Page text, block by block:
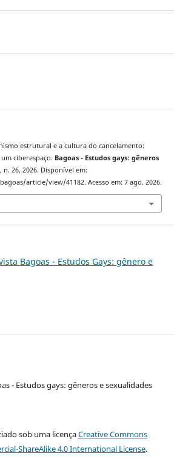
estrutural e a cultura do cancelamento:
ciberespaço. Bagoas - Estudos gays: gêneros
n. 26, 2026. Disponível em:
article/view/41182. Acesso em: 7 ago. 2026.
Bagoas - Estudos Gays: gênero e
- Estudos gays: gêneros e sexualidades
sob uma licençaCreative Commons
ShareAlike 4.0 International License.